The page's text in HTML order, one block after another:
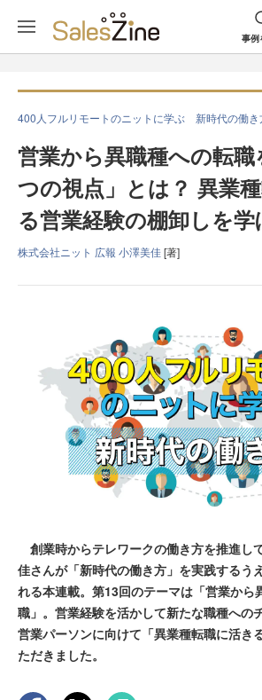
事例
400人フルリモートのニットに学ぶ 新時代の働き
営業から異職種への転
つの視点」とは？ 異業
る営業経験の棚卸しを学
株式会社ニット 広報 小澤美佳[著]
創業時からテレワークの働き方を推進し
佳さんが「新時代の働き方」を実践するう
れる本連載。第13回のテーマは「営業から
職」。営業経験を活かして新たな職種への
営業パーソンに向けて「異業種転職に活き
ただきました。